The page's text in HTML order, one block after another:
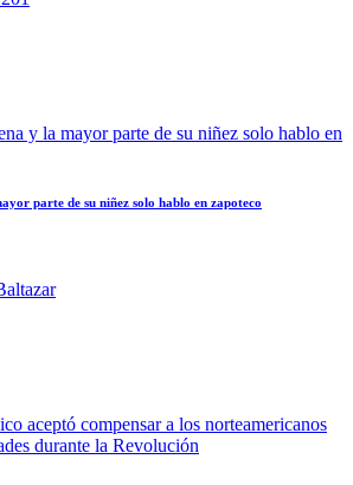
parte de su niñez solo hablo en zapoteco